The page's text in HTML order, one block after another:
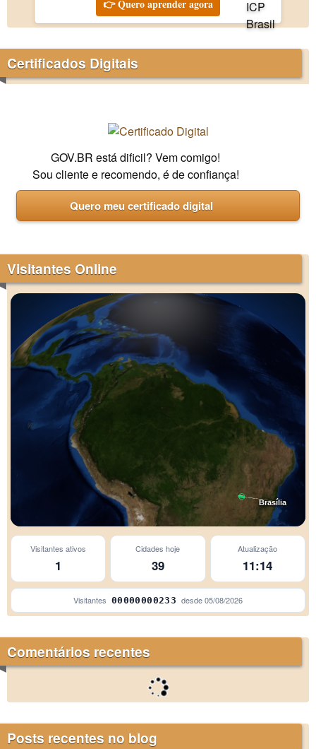
👉 Quero aprender agora
Certificados Digitais
GOV.BR está dificil? Vem comigo!
Sou cliente e recomendo, é de confiança!
Quero meu certificado digital
Visitantes Online
Brasília
Visitantes ativos
1
Cidades hoje
39
Atualização
11:14
Visitantes 00000000233 desde05/08/2026
Comentários recentes
Posts recentes no blog